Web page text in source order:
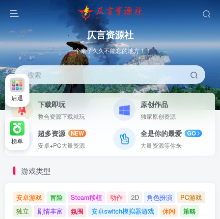
仄言资源社
一个来了久久不能忘的地方！！
搜索
下载即玩
整合资源下载就玩
原创作品
独家原创资源
超多资源
NEW
安卓+PC大量资源
全是你的最爱
GO
大量资源等你来
游戏类型
安卓游戏 冒险 Steam移植 动作 2D 角色扮演
PC游戏
独立
剧情丰富 氛围 安卓switch模拟器游戏 休闲
策略
后退
榜单